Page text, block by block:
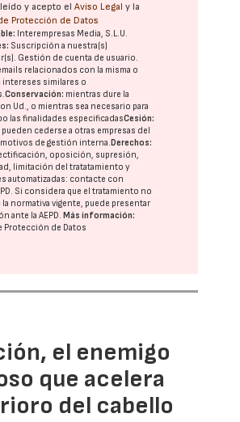
y acepto elAviso Legal y la
Protección de Datos
Interempresas Media, S.L.U.
Suscripción a nuestra(s)
Gestión de cuenta de usuario.
relacionados con la misma o
intereses similares o
Conservación: mientras dure la
Ud., o mientras sea necesario para
las finalidades especificadasCesión:
pueden cederse a otras empresas del
de gestión interna. Derechos:
oposición, supresión,
limitación del tratatamiento y
automatizadas: contacte con
. Si considera que el tratamiento no
la normativa vigente, puede presentar
ante laAEPD. Más información:
Protección de Datos
el enemigo
que acelera
del cabello